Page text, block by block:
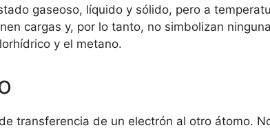
gaseoso, líquido y sólido, pero a
cargas y, por lo tanto, no simbolizan
y el metano.
transferencia de un electrón al otro átomo.